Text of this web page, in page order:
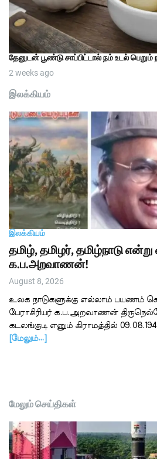
தேனுடன் பூண்டு சாப்பிட்டால் நம் உடல்
2 weeks ago
இலக்கியம்
இலக்கியம்
தமிழ், தமிழர், தமிழ்நாடு
க.ப.அறவாணன்!
August 8, 2026
உலக நாடுகளுக்கு எல்லாம் பயணம்
பேராசிரியர் க.ப.அறவாணன்
கடலங்குடி எனும் கிராமத்தில்
[மேலும்…]
மேலும் செய்திகள்